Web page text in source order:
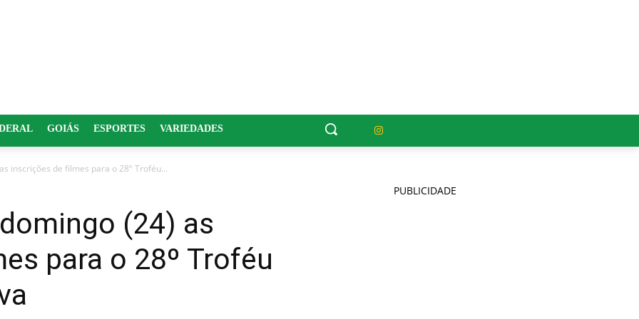
GOIÁS ESPORTES VARIEDADES
inscrições de filmes para o 28º Troféu...
(24) as
para o 28º Troféu
PUBLICIDADE